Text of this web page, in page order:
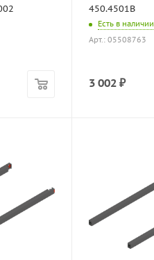
450.4501B
Есть в наличии
Арт.: 05508763
3 002 ₽